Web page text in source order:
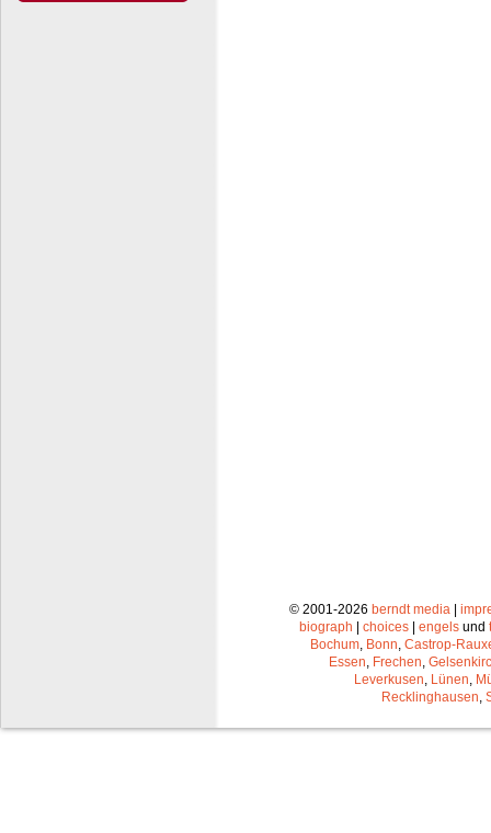
© 2001-2026 berndt media |
biograph | choices | engels und
Bochum Bonn Castrop-
Essen Frechen
Leverkusen Lünen
Recklinghausen